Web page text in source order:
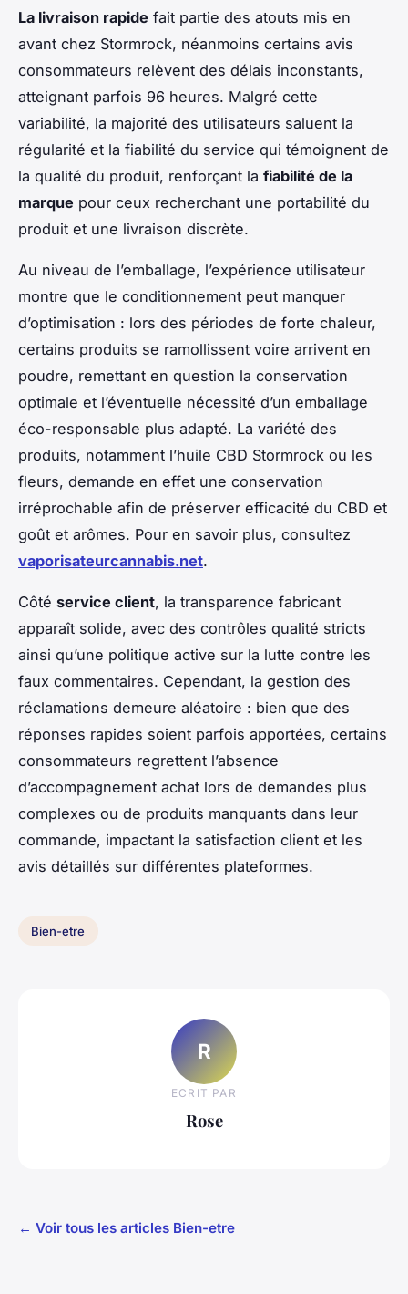
La livraison rapide fait partie des atouts mis en
avant chez Stormrock, néanmoins certains avis
consommateurs relèvent des délais inconstants,
atteignant parfois 96 heures. Malgré cette
variabilité, la majorité des utilisateurs saluent la
régularité et la fiabilité du service qui témoignent de
la qualité du produit, renforçant la fiabilité de la
marque pour ceux recherchant une portabilité du
produit et une livraison discrète.
Au niveau de l’emballage, l’expérience utilisateur
montre que le conditionnement peut manquer
d’optimisation : lors des périodes de forte chaleur,
certains produits se ramollissent voire arrivent en
poudre, remettant en question la conservation
optimale et l’éventuelle nécessité d’un emballage
éco-responsable plus adapté. La variété des
produits, notamment l’huile CBD Stormrock ou les
fleurs, demande en effet une conservation
irréprochable afin de préserver efficacité du CBD et
goût et arômes. Pour en savoir plus, consultez
vaporisateurcannabis.net.
Côté service client, la transparence fabricant
apparaît solide, avec des contrôles qualité stricts
ainsi qu’une politique active sur la lutte contre les
faux commentaires. Cependant, la gestion des
réclamations demeure aléatoire : bien que des
réponses rapides soient parfois apportées, certains
consommateurs regrettent l’absence
d’accompagnement achat lors de demandes plus
complexes ou de produits manquants dans leur
commande, impactant la satisfaction client et les
avis détaillés sur différentes plateformes.
Bien-etre
R
ECRIT PAR
Rose
← Voir tous les articles Bien-etre